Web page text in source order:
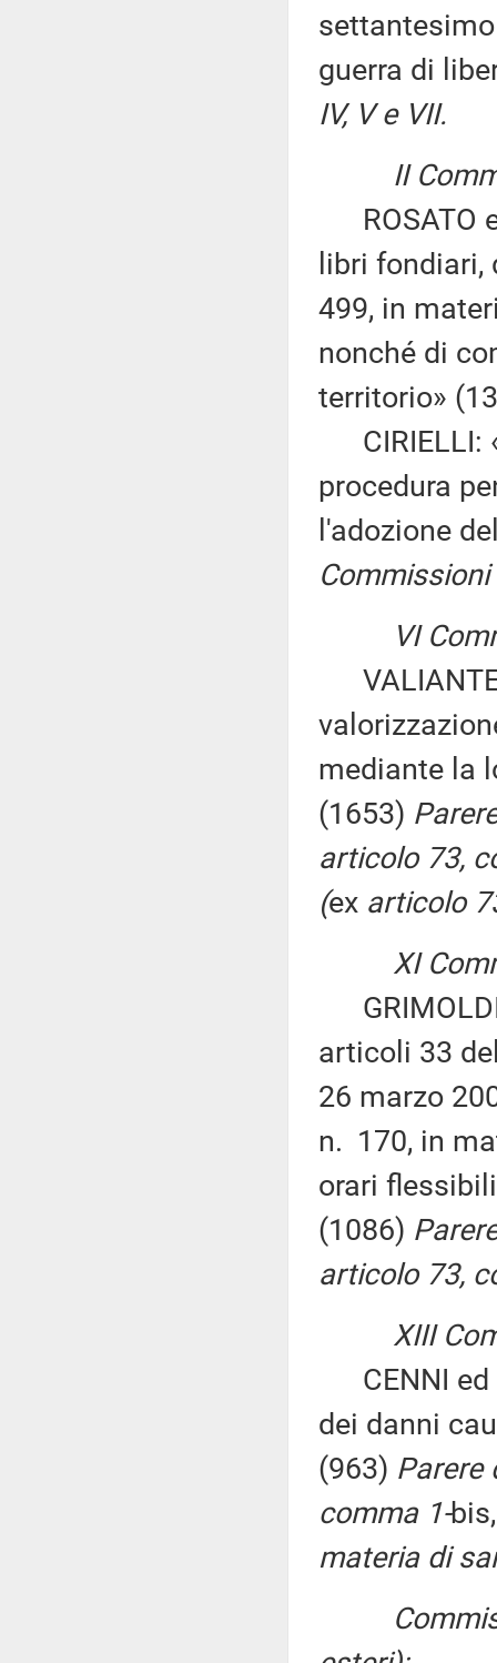
guerra di
IV, V e VII.
II
ROSATO
libri
499, in
nonché di
territorio»
CIRIELLI:
procedura
l'adozione
Commissioni
VI
VALIANTE
mediante la
(1653)
articolo 73,
(ex articolo
XI
GRIMOLDI
articoli 33
26 marzo
n. 170, in
orari
(1086)
articolo 73,
XIII
CENNI ed
dei danni
(963) Parere
comma 1-
materia di